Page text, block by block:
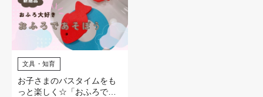
文具・知育
お子さまのバスタイムをも
っと楽しく☆「おふろであ